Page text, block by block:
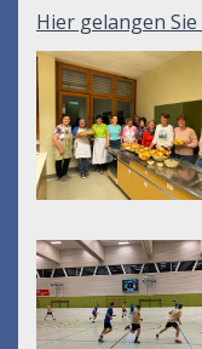
Hier gelangen